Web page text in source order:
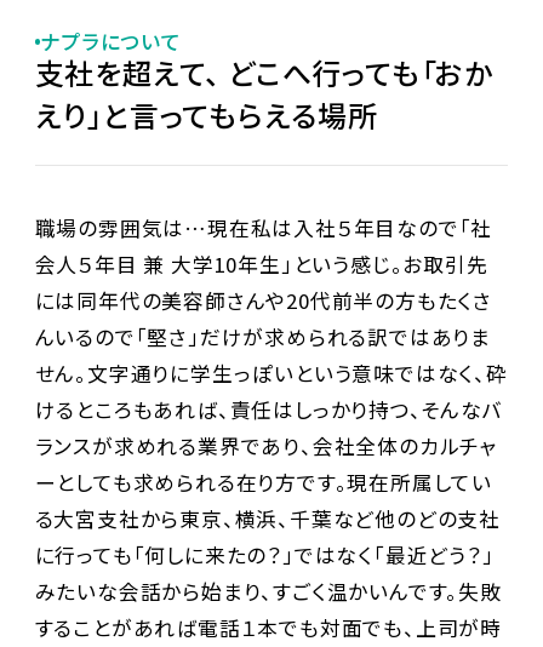
ナプラについて
支社を超えて、 どこへ行っても「おか
えり」と言ってもらえる場所
職場の雰囲気は…現在私は入社５年目なので「社
会人５年目 兼 大学10年生」という感じ。お取引先
には同年代の美容師さんや20代前半の方もたくさ
んいるので「堅さ」だけが求められる訳ではありま
せん。文字通りに学生っぽいという意味ではなく、砕
けるところもあれば、責任はしっかり持つ、そんなバ
ランスが求めれる業界であり、会社全体のカルチャ
ーとしても求められる在り方です。現在所属してい
る大宮支社から東京、横浜、千葉など他のどの支社
に行っても「何しに来たの？」ではなく「最近どう？」
みたいな会話から始まり、すごく温かいんです。失敗
することがあれば電話１本でも対面でも、上司が時